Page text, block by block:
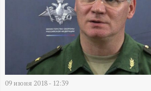
Д
09 июня 2018 - 12:39